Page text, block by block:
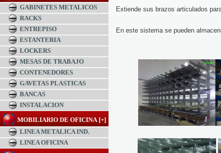
GABINETES METALICOS
RACKS
ENTREPISO
ESTANTERIA
LOCKERS
MESAS DE TRABAJO
CONTENEDORES
GAVETAS PLASTICAS
BANCAS
INSTALACION
MOBILIARIO DE OFICINA [+]
LINEA METALICA IND.
LINEA OFICINA
Extiende sus brazos articulados
En este sistema se pueden